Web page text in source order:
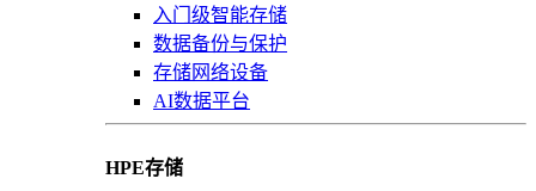
入门级智能存储
数据备份与保护
存储网络设备
AI数据平台
HPE存储